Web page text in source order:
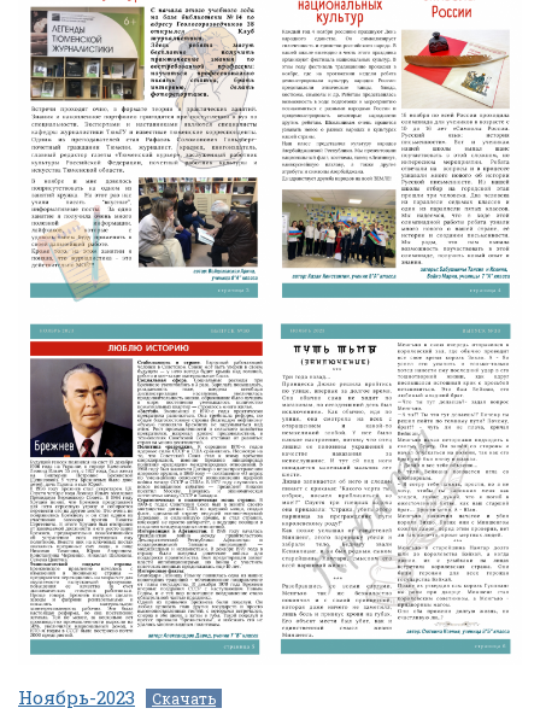
Ноябрь-2023 Скачать